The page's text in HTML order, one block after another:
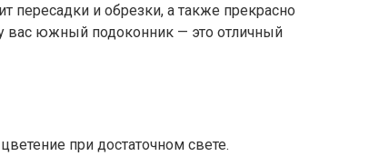
пересадки и обрезки, а также прекрасно
вас южный подоконник — это отличный
при достаточном свете.